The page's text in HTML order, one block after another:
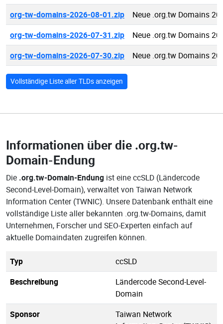
org-tw-domains-2026-08-01.zip
Neue .org.tw Domains
org-tw-domains-2026-07-31.zip
Neue .org.tw Domains
org-tw-domains-2026-07-30.zip
Neue .org.tw Domains
Vollständige Liste aller TLDs anzeigen
Informationen über die .org.tw-
Domain-Endung
Die .org.tw-Domain-Endung ist eine ccSLD (Ländercode
Second-Level-Domain), verwaltet von Taiwan Network
Information Center (TWNIC). Unsere Datenbank enthält eine
vollständige Liste aller bekannten .org.tw-Domains, damit
Unternehmen, Forscher und SEO-Experten einfach auf
aktuelle Domaindaten zugreifen können.
Typ
ccSLD
Beschreibung
Ländercode Second-Level-
Domain
Sponsor
Taiwan Network